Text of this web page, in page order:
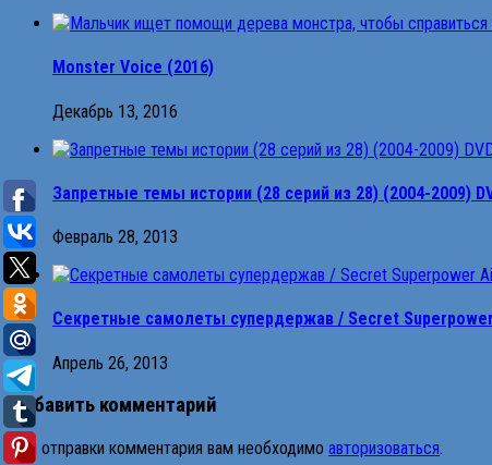
Monster Voice (2016)
Декабрь 13, 2016
Запретные темы истории (28 серий из 28) (2004-2009)
Февраль 28, 2013
Секретные самолеты супердержав / Secret
Апрель 26, 2013
Добавить комментарий
Для отправки комментария вам необходимо авторизоваться.